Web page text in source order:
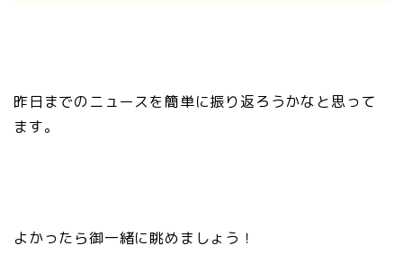
昨日までのニュースを簡単に振り返ろうかなと思って
ます。
よかったら御一緒に眺めましょう！